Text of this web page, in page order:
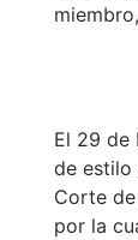
El 29 de
de estilo
Corte
por la